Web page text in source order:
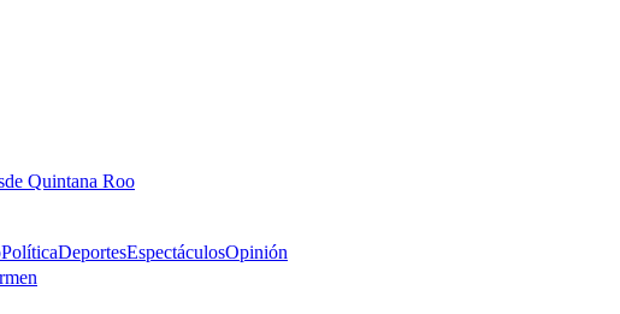
Quintana Roo
PolíticaDeportesEspectáculosOpinión